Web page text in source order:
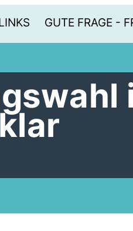
GUTE FRAGE -